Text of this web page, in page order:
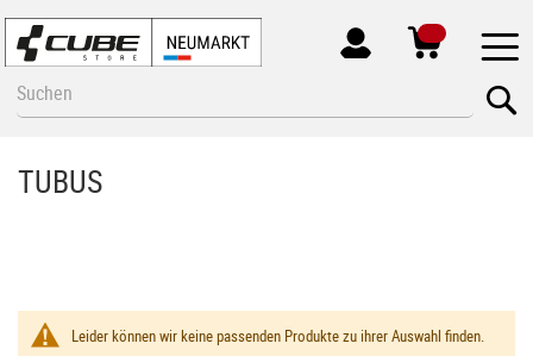
MEIN
KONTO
TUBUS
Leider können wir keine passenden Produkte zu ihrer Auswahl finden.